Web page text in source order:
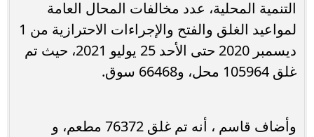
التنمية المحلية، عدد مخالفات المحال العامة
لمواعيد الغلق والفتح والإجراءات الاحترازية من 1
ديسمبر 2020 حتى الأحد 25 يوليو 2021، حيث تم
غلق 105964 محل، و66468 سوق.
وأضاف قاسم ، أنه تم غلق 76372 مطعم، و